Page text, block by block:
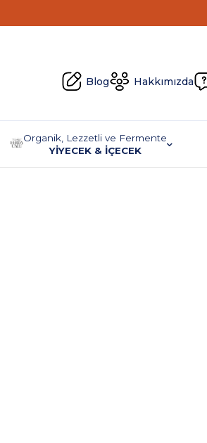
Blog Hakkımızda
Organik, Lezzetli ve Fermente
YİYECEK & İÇECEK